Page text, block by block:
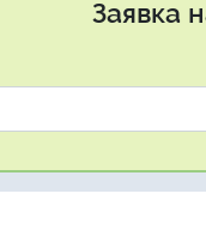
Заявка